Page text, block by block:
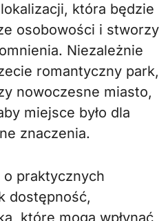
która będzie
osobowości i stworzy
Niezależnie
romantyczny park,
nowoczesne miasto,
miejsce było dla
znaczenia.
praktycznych
dostępność,
które mogą wpłynąć